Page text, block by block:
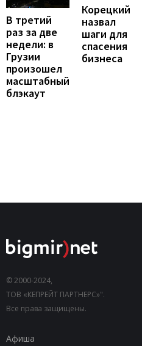
В третий
раз за две
недели: в
Грузии
произошел
масштабный
блэкаут
Корецкий
назвал
шаги для
спасения
бизнеса
© 2000-2024,
ТОВ «КЕПРЕЙТ ПАРТНЕРС»".
Все права защищены.
Афиша